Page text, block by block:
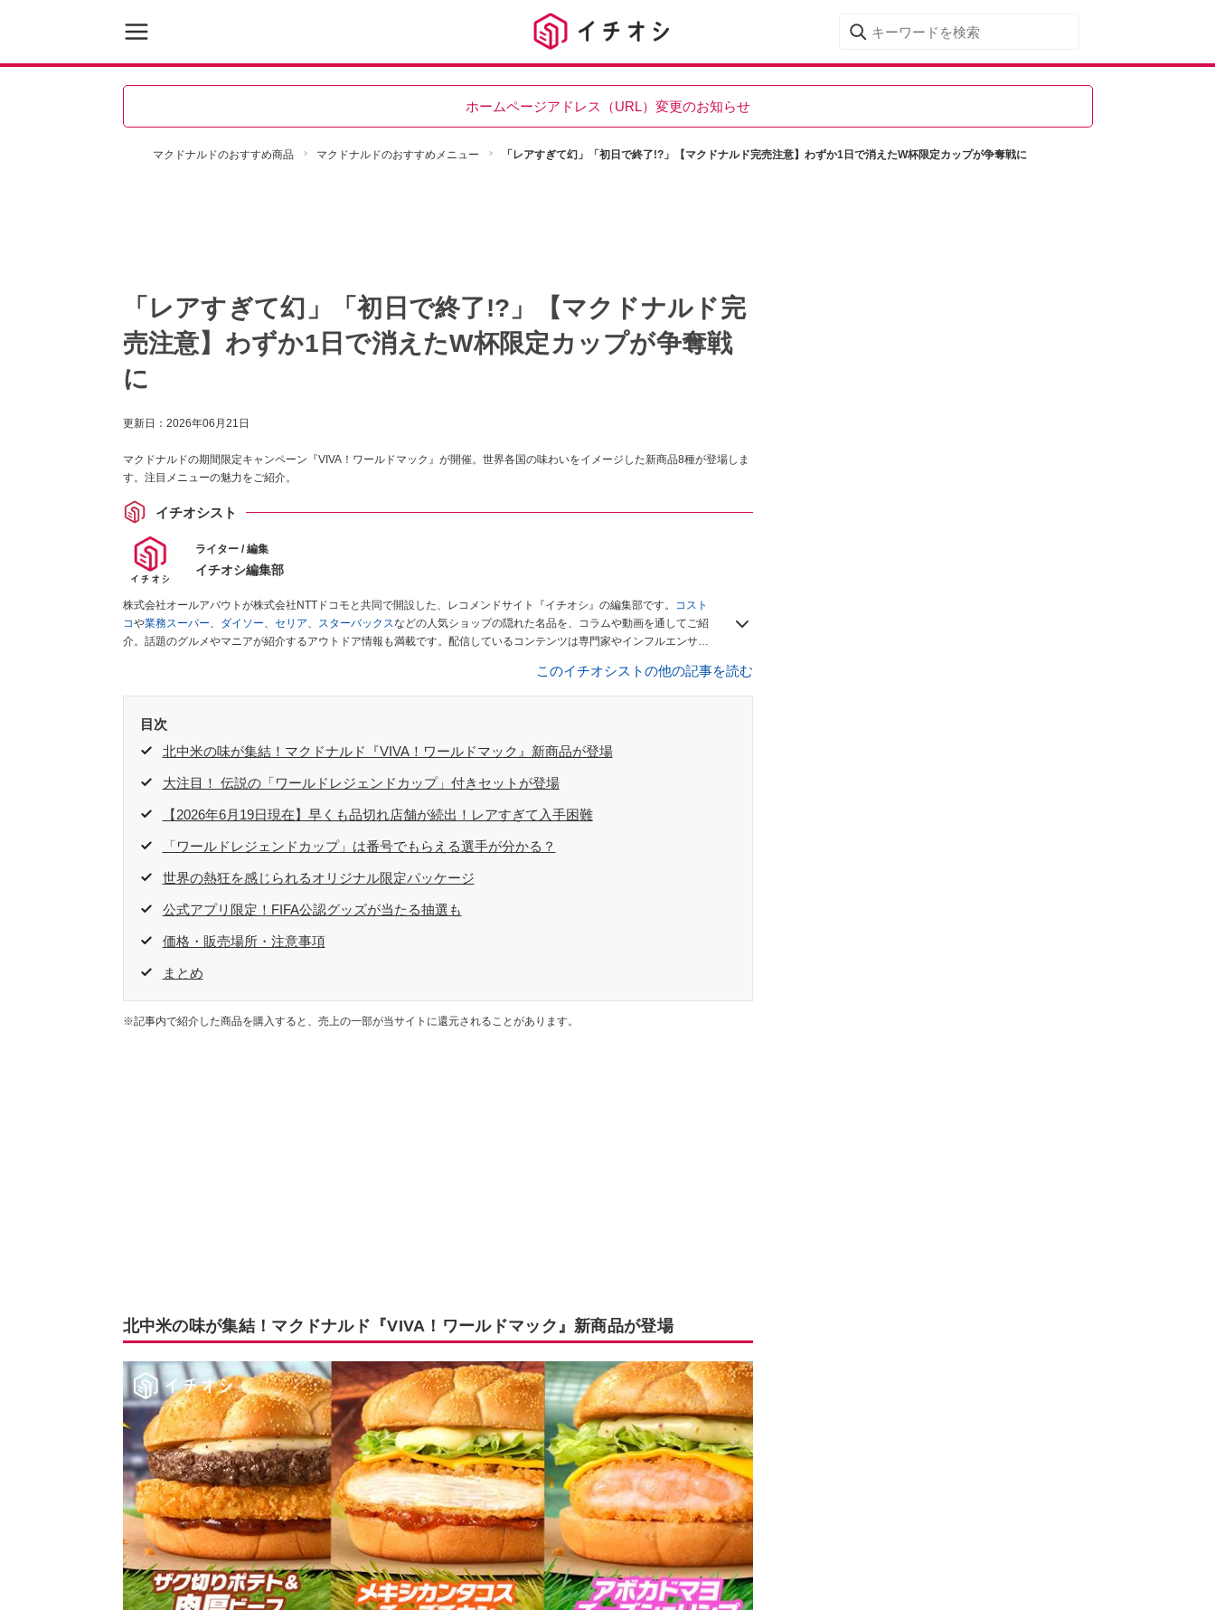
ホームページアドレス（URL）変更のお知らせ
マクドナルドのおすすめ商品 マクドナルドのおすすめメニュー 「レアすぎて幻」「初日で終了!?」【マクドナルド完売注意】わずか1日で消えたW杯限定カップが争奪戦に
「レアすぎて幻」「初日で終了!?」【マクドナルド完
売注意】わずか1日で消えたW杯限定カップが争奪戦
に
更新日： 2026年06月21日
マクドナルドの期間限定キャンペーン『VIVA！ワールドマック』が開催。世界各国の味わいをイメージした新商品8種が登場しま
す。注目メニューの魅力をご紹介。
イチオシスト
ライター / 編集
イチオシ編集部
株式会社オールアバウトが株式会社NTTドコモと共同で開設した、レコメンドサイト『イチオシ』の編集部です。
コスト
コや業務スーパー、 ダイソー、 セリア、 スターバックスなどの人気ショップの隠れた名品を、コラムや動画を通してご紹
介。話題のグルメやマニアが紹介するアウトドア情報も満載です。配信しているコンテンツは専門家やインフルエンサー
このイチオシストの他の記事を読む
目次
北中米の味が集結！マクドナルド『VIVA！ワールドマック』新商品が登場
大注目！ 伝説の「ワールドレジェンドカップ」付きセットが登場
【2026年6月19日現在】早くも品切れ店舗が続出！レアすぎて入手困難
「ワールドレジェンドカップ」は番号でもらえる選手が分かる？
世界の熱狂を感じられるオリジナル限定パッケージ
公式アプリ限定！FIFA公認グッズが当たる抽選も
価格・販売場所・注意事項
まとめ
※記事内で紹介した商品を購入すると、売上の一部が当サイトに還元されることがあります。
北中米の味が集結！マクドナルド『VIVA！ワールドマック』新商品が登場